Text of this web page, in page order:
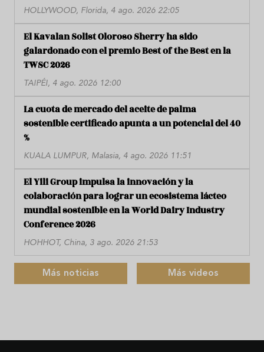
HOLLYWOOD, Florida, 4 ago. 2026 22:05
El Kavalan Solist Oloroso Sherry ha sido
galardonado con el premio Best of the Best en la
TWSC 2026
TAIPÉI, 4 ago. 2026 12:00
La cuota de mercado del aceite de palma
sostenible certificado apunta a un potencial del 40
%
KUALA LUMPUR, Malasia, 4 ago. 2026 11:51
El Yili Group impulsa la innovación y la
colaboración para lograr un ecosistema lácteo
mundial sostenible en la World Dairy Industry
Conference 2026
HOHHOT, China, 3 ago. 2026 21:53
Más noticias Más videos